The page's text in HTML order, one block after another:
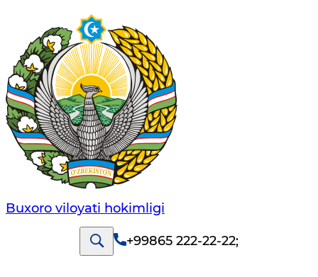
Buxoro viloyati hokimligi
+99865 222-22-22;